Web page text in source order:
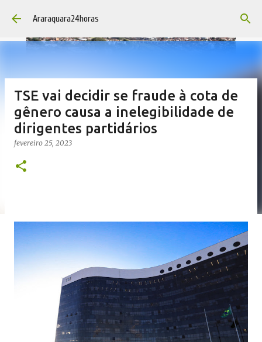
Pular para o conteúdo principal
Araraquara24horas
TSE vai decidir se fraude à cota de
gênero causa a inelegibilidade de
dirigentes partidários
fevereiro 25, 2023